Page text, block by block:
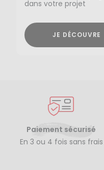
dans votre projet
JE DÉCOUVRE
Paiement sécurisé
En 3 ou 4 fois sans frais